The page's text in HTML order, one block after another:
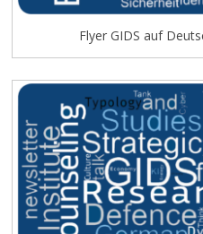
Flyer GIDS auf